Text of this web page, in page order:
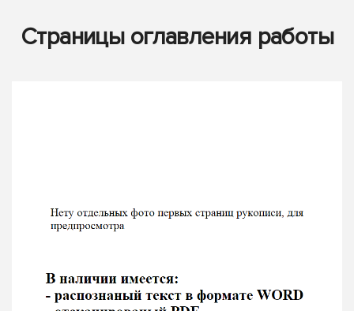
Страницы оглавления работы